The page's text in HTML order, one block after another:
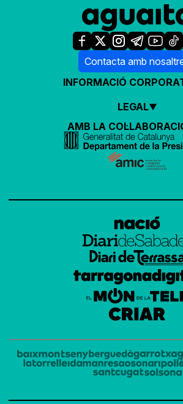
Contacta amb
INFORMACIÓ
LEGAL
AMB LA